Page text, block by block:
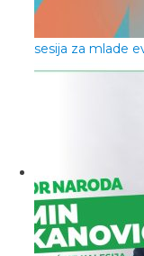
sesija za mlade